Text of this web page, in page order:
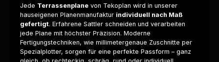
Jede Terrassenplane von Tekoplan wird in unserer
hauseigenen Planenmanufaktur individuell nach Maß
gefertigt. Erfahrene Sattler schneiden und verarbeiten
jede Plane mit höchster Präzision. Moderne
Fertigungstechniken, wie millimetergenaue Zuschnitte per
Spezialplotter, sorgen für eine perfekte Passform – ganz